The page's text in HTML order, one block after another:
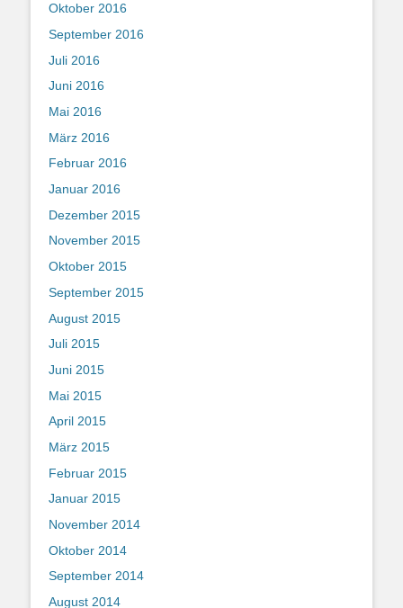
Oktober 2016
September 2016
Juli 2016
Juni 2016
Mai 2016
März 2016
Februar 2016
Januar 2016
Dezember 2015
November 2015
Oktober 2015
September 2015
August 2015
Juli 2015
Juni 2015
Mai 2015
April 2015
März 2015
Februar 2015
Januar 2015
November 2014
Oktober 2014
September 2014
August 2014